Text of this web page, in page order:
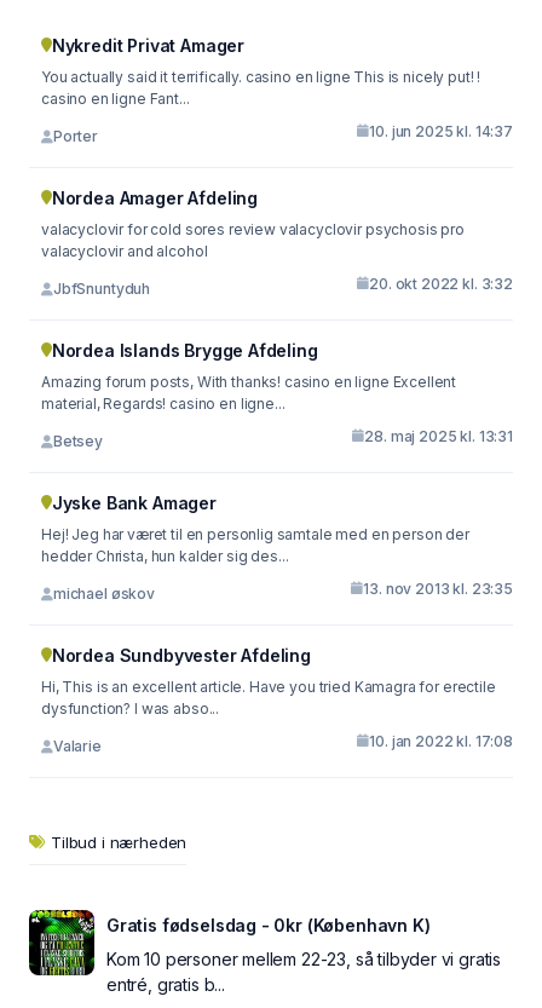
Nykredit Privat Amager
You actually said it terrifically. casino en ligne This is nicely put! !
casino en ligne Fant...
Porter 10. jun 2025 kl. 14:37
Nordea Amager Afdeling
valacyclovir for cold sores review valacyclovir psychosis pro
valacyclovir and alcohol
JbfSnuntyduh 20. okt 2022 kl. 3:32
Nordea Islands Brygge Afdeling
Amazing forum posts, With thanks! casino en ligne Excellent
material, Regards! casino en ligne...
Betsey 28. maj 2025 kl. 13:31
Jyske Bank Amager
Hej! Jeg har været til en personlig samtale med en person der
hedder Christa, hun kalder sig des...
michael øskov 13. nov 2013 kl. 23:35
Nordea Sundbyvester Afdeling
Hi, This is an excellent article. Have you tried Kamagra for erectile
dysfunction? I was abso...
Valarie 10. jan 2022 kl. 17:08
Tilbud i nærheden
Gratis fødselsdag - 0kr (København K)
Kom 10 personer mellem 22-23, så tilbyder vi gratis
entré, gratis b...